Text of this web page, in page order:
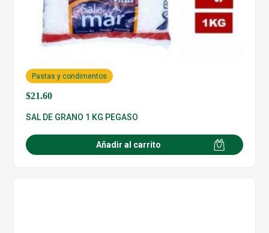
$21.60
Pastas y condimentos
SAL DE GRANO 1 KG PEGASO
Añadir al carrito